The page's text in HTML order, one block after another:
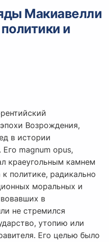
Макиавелли
и
Возрождения,
в истории
magnum opus,
краеугольным камнем
политике, радикально
моральных и
в
не стремился
утопию или
Его целью было